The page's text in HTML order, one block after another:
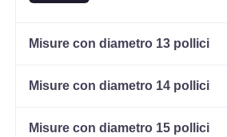
Misure con diametro 13 pollici
Misure con diametro 14 pollici
Misure con diametro 15 pollici